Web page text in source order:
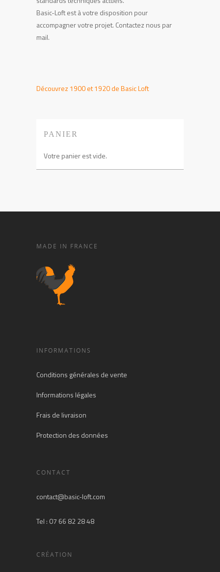
Basic-Loft est à votre disposition pour
accompagner votre projet. Contactez nous par
mail.
Découvrez 1900 et 1920 de Basic Loft
PANIER
Votre panier est vide.
MADE IN FRANCE
INFORMATIONS
Conditions générales de vente
Informations légales
Frais de livraison
Protection des données
CONTACT
contact@basic-loft.com
Tel : 07 66 82 28 48
CRÉATION